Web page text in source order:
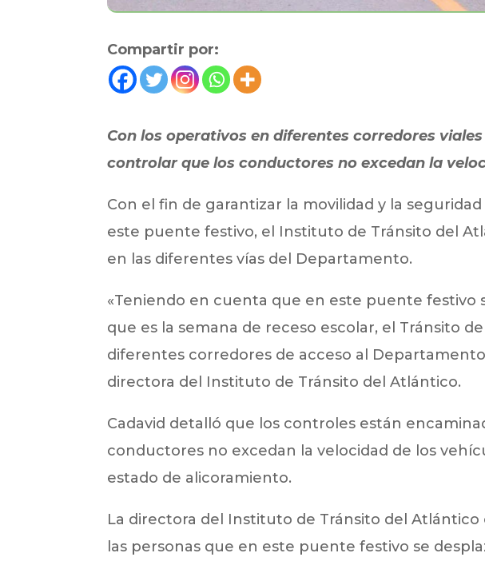
Compartir por:
Con los operativos en diferentes corredores
controlar que los conductores no excedan la
Con el fin de garantizar la movilidad y la
este puente festivo, el Instituto de Tránsito del
en las diferentes vías del Departamento.
«Teniendo en cuenta que en este puente festivo
que es la semana de receso escolar, el Tránsito
diferentes corredores de acceso al
directora del Instituto de Tránsito del Atlántico.
Cadavid detalló que los controles están
conductores no excedan la velocidad de los
estado de alicoramiento.
La directora del Instituto de Tránsito del
las personas que en este puente festivo se